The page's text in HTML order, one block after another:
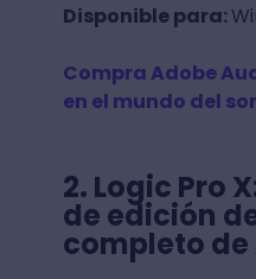
Disponible para:
Compra Adobe
en el mundo del
2. Logic Pro
de edición
completo de